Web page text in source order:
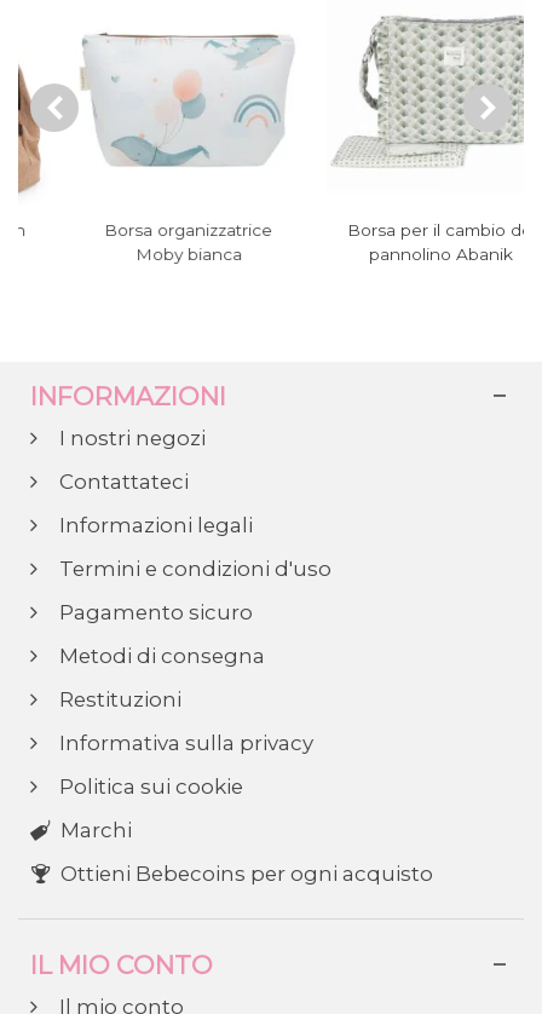
Borsa organizzatrice
Moby bianca
Borsa per il cambio del
pannolino Abanik
INFORMAZIONI
I nostri negozi
Contattateci
Informazioni legali
Termini e condizioni d'uso
Pagamento sicuro
Metodi di consegna
Restituzioni
Informativa sulla privacy
Politica sui cookie
Marchi
Ottieni Bebecoins per ogni acquisto
IL MIO CONTO
Il mio conto